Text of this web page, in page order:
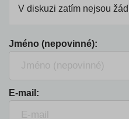
V diskuzi zatím nejsou
Jméno (nepovinné):
E-mail: